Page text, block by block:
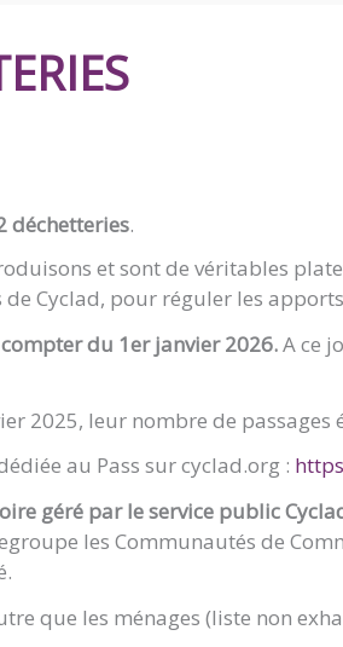
déchetteries.
et sont de véritables
de Cyclad, pour réguler les
du 1er janvier 2026.A ce
2025, leur nombre de passages
au Pass sur cyclad.org :
géré par le service public
les Communautés de
que les ménages (liste non